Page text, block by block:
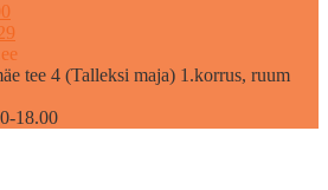
tee 4 (Talleksi maja) 1.korrus, ruum
18.00